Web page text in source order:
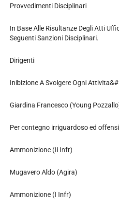
Provvedimenti Disciplinari
In Base Alle Risultanze Degli Atti
Seguenti Sanzioni Disciplinari.
Dirigenti
Inibizione A Svolgere Ogni
Giardina Francesco (Young
Per contegno irriguardoso ed
Ammonizione (Ii Infr)
Mugavero Aldo (Agira)
Ammonizione (I Infr)